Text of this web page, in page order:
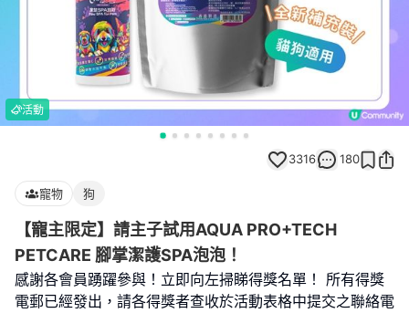
活動
3316 180
寵物 狗
【寵主限定】請主子試用AQUA PRO+TECH
PETCARE 腳掌潔護SPA泡泡！
感謝各會員踴躍參與！立即向左掃睇得獎名單！ 所有得獎
電郵已經發出，請各得獎者查收於活動表格中提交之聯絡電